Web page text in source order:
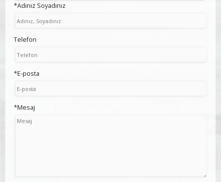
*Adınız Soyadınız
Telefon
*E-posta
*Mesaj